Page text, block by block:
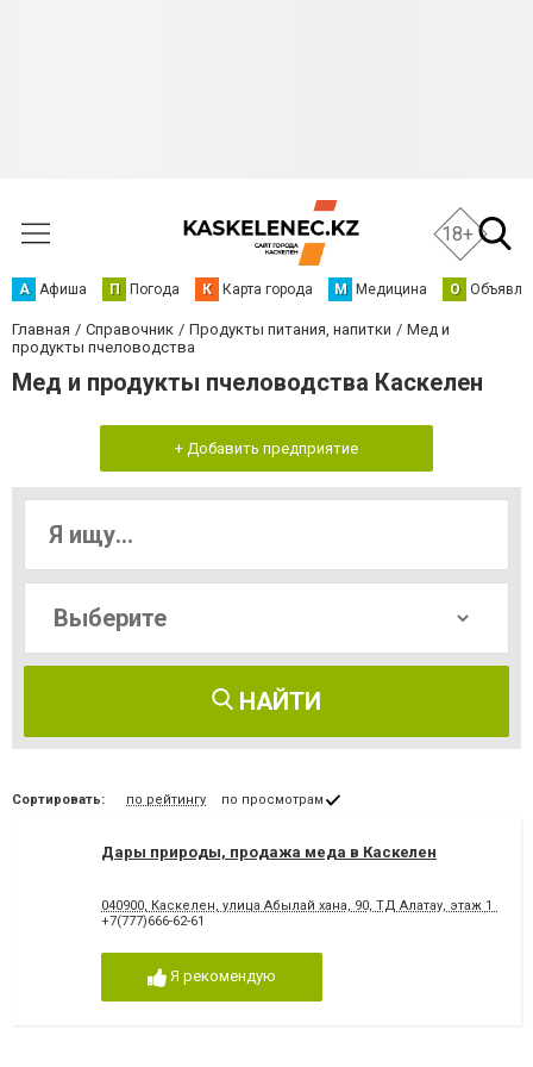
18+
А Афиша П Погода К Карта города М Медицина О
Главная Справочник Продукты питания, напитки
Мед и
продукты пчеловодства
Мед и продукты пчеловодства Каскелен
+ Добавить предприятие
НАЙТИ
Сортировать: по рейтингу по просмотрам
Дары природы, продажа меда в Каскелен
040900, Каскелен, улица Абылай хана, 90, ТД Алатау, этаж 1 (у
+7(777)666-62-61
Я рекомендую